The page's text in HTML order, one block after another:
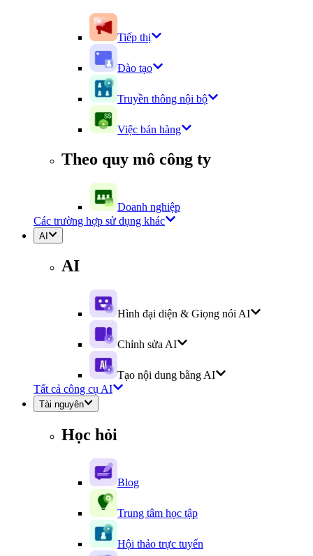
Tiếp thị
Đào tạo
Truyền thông nội bộ
Việc bán hàng
Theo quy mô công ty
Doanh nghiệp
Các trường hợp sử dụng khác
AI
AI
Hình đại diện & Giọng nói AI
Chỉnh sửa AI
Tạo nội dung bằng AI
Tất cả công cụ AI
Tài nguyên
Học hỏi
Blog
Trung tâm học tập
Hội thảo trực tuyến